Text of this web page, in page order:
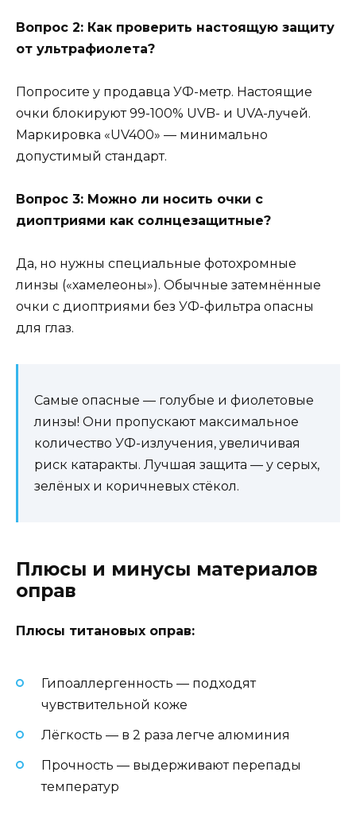
Вопрос 2: Как проверить настоящую защиту
от ультрафиолета?
Попросите у продавца УФ-метр. Настоящие
очки блокируют 99-100% UVB- и UVA-лучей.
Маркировка «UV400» — минимально
допустимый стандарт.
Вопрос 3: Можно ли носить очки с
диоптриями как солнцезащитные?
Да, но нужны специальные фотохромные
линзы («хамелеоны»). Обычные затемнённые
очки с диоптриями без УФ-фильтра опасны
для глаз.
Самые опасные — голубые и фиолетовые
линзы! Они пропускают максимальное
количество УФ-излучения, увеличивая
риск катаракты. Лучшая защита — у серых,
зелёных и коричневых стёкол.
Плюсы и минусы материалов
оправ
Плюсы титановых оправ:
Гипоаллергенность — подходят
чувствительной коже
Лёгкость — в 2 раза легче алюминия
Прочность — выдерживают перепады
температур